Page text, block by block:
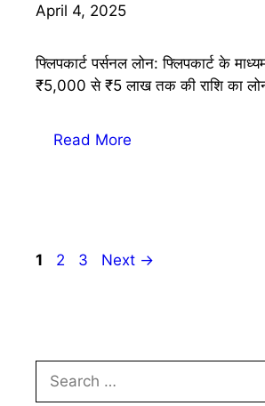
April 4, 2025
फ्लिपकार्ट पर्सनल लोन: फ्लिपकार्ट के
₹5,000 से ₹5 लाख तक की राशि का
Read More
Page
1 Page
2 Page
3 Next →
for: